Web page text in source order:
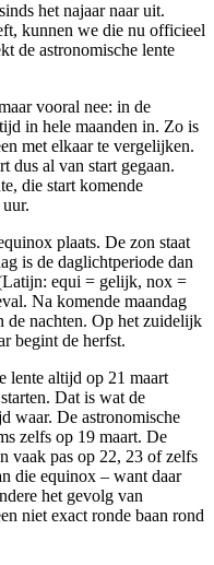
het najaar naar uit.
kunnen we die nu officieel
de astronomische lente
vooral nee: in de
in hele maanden in. Zo is
met elkaar te vergelijken.
dus al van start gegaan.
die start komende
plaats. De zon staat
is de daglichtperiode dan
equi = gelijk, nox =
Na komende maandag
de nachten. Op het zuidelijk
begint de herfst.
lente altijd op 21 maart
Dat is wat de
waar. De astronomische
zelfs op 19 maart. De
vaak pas op 22, 23 of zelfs
die equinox – want daar
het gevolg van
niet exact ronde baan rond